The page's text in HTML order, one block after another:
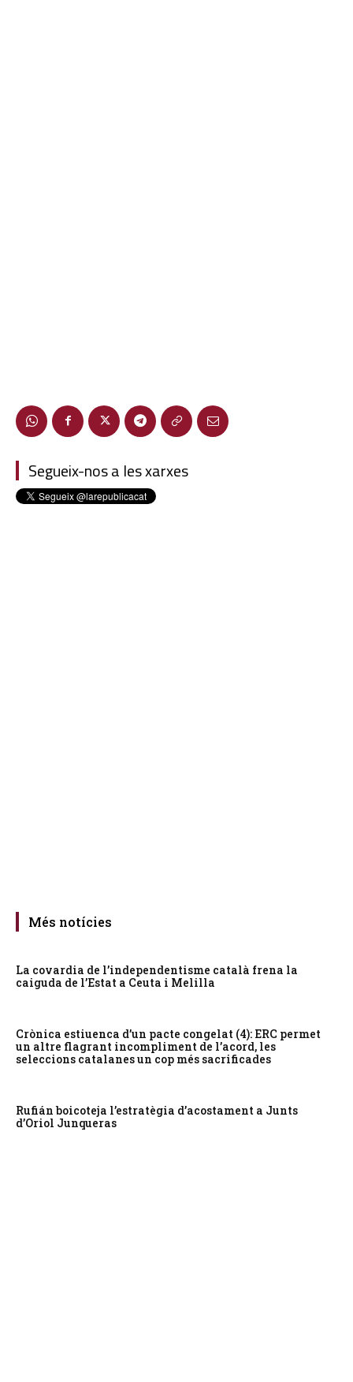
Segueix-nos a les xarxes
Més notícies
La covardia de l’independentisme català frena la
caiguda de l’Estat a Ceuta i Melilla
Crònica estiuenca d’un pacte congelat (4): ERC permet
un altre flagrant incompliment de l’acord, les
seleccions catalanes un cop més sacrificades
Rufián boicoteja l’estratègia d’acostament a Junts
d’Oriol Junqueras